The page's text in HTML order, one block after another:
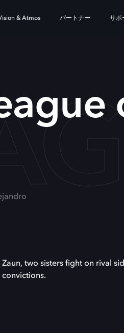
& Atmos パートナー サポ
two sisters fight on rival